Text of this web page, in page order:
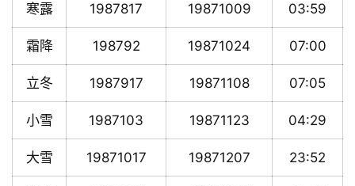
寒露 1987817 19871009 03:59
霜降 198792 19871024 07:00
立冬 1987917 19871108 07:05
小雪 1987103 19871123 04:29
大雪 19871017 19871207 23:52